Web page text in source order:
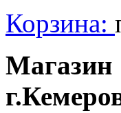
Корзина:
Магазин